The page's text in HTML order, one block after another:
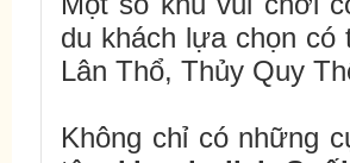
du khách lựa chọn có
Lân Thổ, Thủy Quy
Không chỉ có những